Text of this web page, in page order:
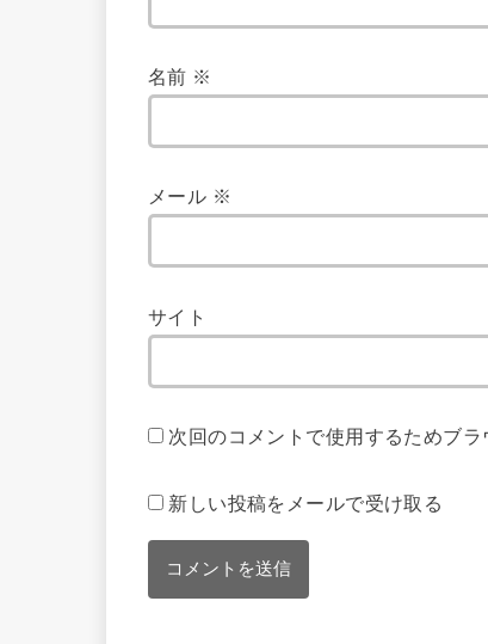
名前 ※
メール ※
サイト
次回のコメントで使用するためブ
新しい投稿をメールで受け取る